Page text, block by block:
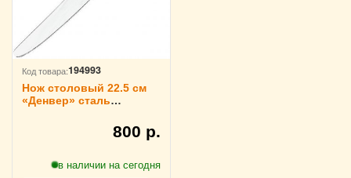
Код товара:194993
Нож столовый 22.5 см
«Денвер» сталь
800 р.
в наличии на сегодня